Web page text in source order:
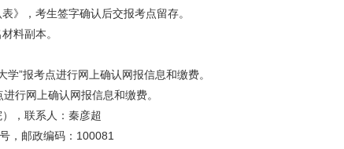
》，考生签字确认后交报考点留存。
料副本。
”报考点进行网上确认网报信息和缴费。
进行网上确认网报信息和缴费。
，联系人：秦彦超
，邮政编码：100081